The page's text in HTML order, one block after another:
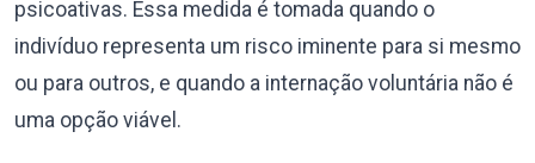
psicoativas. Essa medida é tomada quando o
indivíduo representa um risco iminente para si mesmo
ou para outros, e quando a internação voluntária não é
uma opção viável.